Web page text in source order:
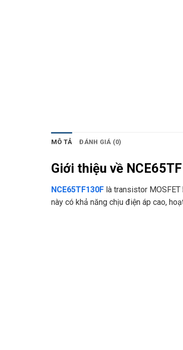
MÔ TẢ ĐÁNH GIÁ (0)
Giới thiệu về
NCE65TF130F là transistor
này có khả năng chịu điện áp cao,